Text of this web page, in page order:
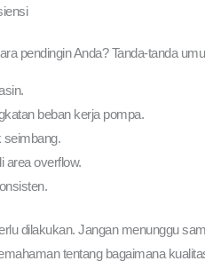
pendingin Anda? Tanda-tanda
beban kerja pompa.
seimbang.
area overflow.
dilakukan. Jangan menunggu
tentang bagaimana